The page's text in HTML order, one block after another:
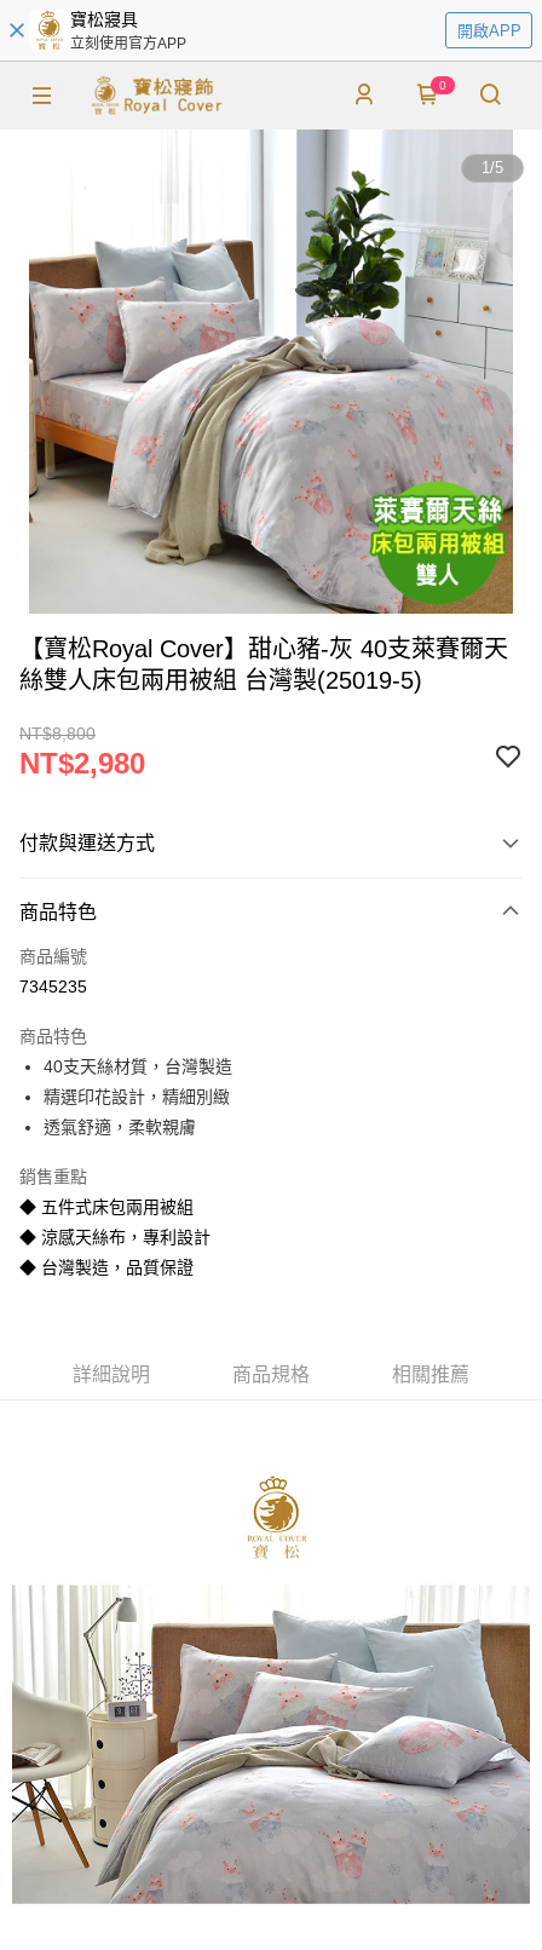
寶松寢具
立刻使用官方APP
開啟APP
0
1/5
【寶松Royal Cover】甜心豬-灰 40支萊賽爾天
絲雙人床包兩用被組 台灣製(25019-5)
NT$8,800
NT$2,980
付款與運送方式
信用卡一次付款
LINE Pay
街口支付
悠遊付
全盈+PAY
AFTEE先享後付
相關說明
１．簡單：不需註冊會員、不需綁卡、不需儲值。
２．便利：只要手機號碼，簡訊認證，即可結帳。
結帳頁面，進行簡訊認證並確認金額後，即可完成結帳。
２．訂單成立數日內，您將收到繳費通知簡訊。
３．收到繳費通知簡訊後14天內，點擊此簡訊中的連結，可透過四大超商／
ATM／網路銀行／等多元方式進行付款，方視為交易完成。
購買商品的店家。未經商家同意取消之訂單仍視為有效，需透過AFTEE先享
後付繳納相關費用。
※ 交易是否成功請以「AFTEE先享後付 」之結帳頁面顯示為準，若有關於
是否繳費成功／繳費後需取消欲退款等相關疑問，請聯繫「AFTEE先享後付
客戶支援中心」https://netprotections.freshdesk.com/support/home
【注意事項】
１．透過由恩沛科技股份有限公司提供之「AFTEE先享後付」服務完成之交
易，需依本服務之必要範圍內提供個人資料，並將交易相關給付款項請求債
權轉讓予恩沛科技股份有限公司。
２．關於個人資料處理事宜，請瀏覽以下網址：
https://aftee.tw/terms/#terms3
３．未成年的使用者請事先徵得法定代理人或監護人之同意方可使用
「AFTEE先享後付」，若未經同意申辦者引起之損失，本公司不負相關責
任。
運送方式
商品特色
商品編號
7345235
商品特色
40支天絲材質，台灣製造
精選印花設計，精細別緻
透氣舒適，柔軟親膚
銷售重點
◆ 五件式床包兩用被組
◆ 涼感天絲布，專利設計
◆ 台灣製造，品質保證
詳細說明 商品規格 相關推薦